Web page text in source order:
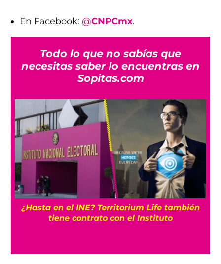
En Facebook: @CNPCmx.
Todo lo que no sabías que
necesitas saber lo encuentras en
Sopitas.com
¿Hasta en el INE? Territorium Life también
tiene contrato con el Instituto